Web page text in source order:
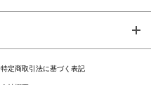
特定商取引法に基づく表記